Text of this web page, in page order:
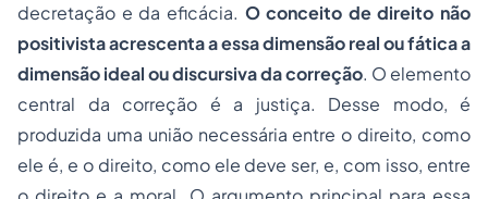
decretação e da eficácia. O conceito de direito não
positivista acrescenta a essa dimensão real ou fática a
dimensão ideal ou discursiva da correção. O elemento
central da correção é a justiça. Desse modo, é
produzida uma união necessária entre o direito, como
ele é, e o direito, como ele deve ser, e, com isso, entre